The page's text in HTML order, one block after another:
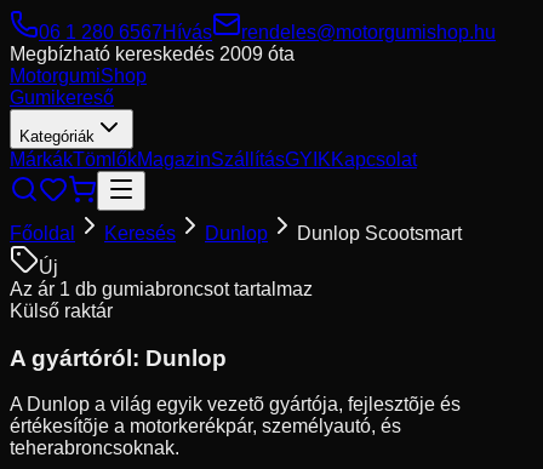
06 1 280 6567Hívás
rendeles@motorgumishop.hu
Megbízható kereskedés 2009 óta
MotorgumiShop
Gumikereső
Kategóriák
MárkákTömlőkMagazinSzállításGYIKKapcsolat
Főoldal Keresés Dunlop
Dunlop Scootsmart
Új
Az ár 1 db gumiabroncsot tartalmaz
Külső raktár
A gyártóról: Dunlop
A Dunlop a világ egyik vezetõ gyártója, fejlesztõje és
értékesítõje a motorkerékpár, személyautó, és
teherabroncsoknak.